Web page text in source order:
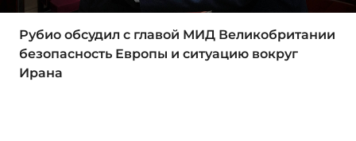
Рубио обсудил с главой МИД Великобритании
безопасность Европы и ситуацию вокруг
Ирана